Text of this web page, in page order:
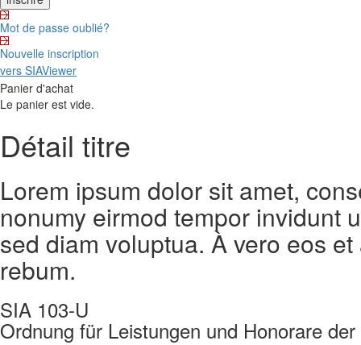
Mot de passe oublié?
Nouvelle inscription
vers SIAViewer
Panier d'achat
Le panier est vide.
Détail titre
Lorem ipsum dolor sit amet,
nonumy eirmod tempor invidunt
sed diam voluptua. À vero eos
rebum.
SIA 103-U
Ordnung für Leistungen und Honorare